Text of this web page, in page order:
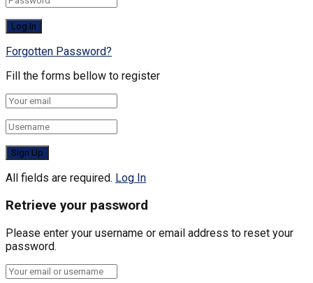
Forgotten Password?
Fill the forms bellow to register
All fields are required. Log In
Retrieve your password
Please enter your username or email address to reset your
password.